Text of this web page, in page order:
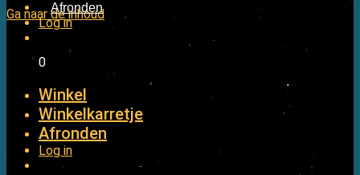
Ga naar de inhoud
Afronden
Log in
0
Winkel
Winkelkarretje
Afronden
Log in
0,00